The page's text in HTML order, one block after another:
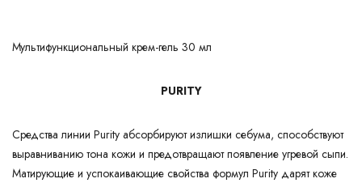
Мультифункциональный крем-гель 30 мл
PURITY
Средства линии Purity абсорбируют излишки себума, способствуют
выравниванию тона кожи и предотвращают появление угревой сыпи.
Матирующие и успокаивающие свойства формул Purity дарят коже